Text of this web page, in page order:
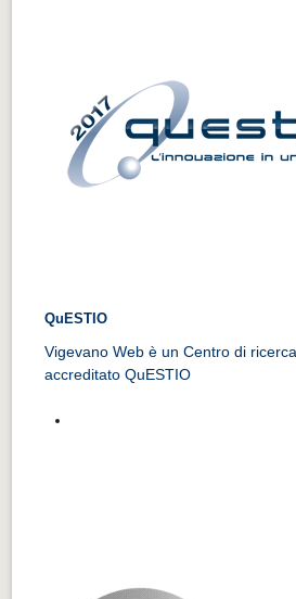
QuESTIO
Vigevano Web è un Centro di
accreditato QuESTIO